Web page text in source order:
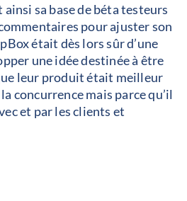
ainsi sa base de béta testeurs
pour ajuster son
était dès lors sûr d’une
une idée destinée à être
leur produit était meilleur
concurrence mais parce qu’il
et par les clients et